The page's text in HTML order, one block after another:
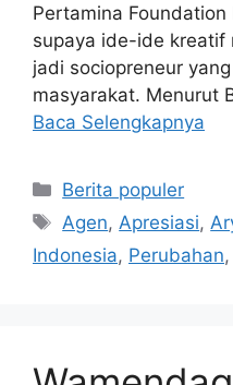
Pertamina
supaya ide-ide kreatif
jadi sociopreneur
masyarakat. Menurut
Baca Selengkapnya
Kategori
Berita populer
Tag
Agen, Apresiasi,
Indonesia, Perubahan,